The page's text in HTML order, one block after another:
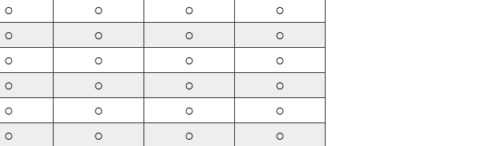
○ ○ ○ ○
○ ○ ○ ○
○ ○ ○ ○
○ ○ ○ ○
○ ○ ○ ○
○ ○ ○ ○